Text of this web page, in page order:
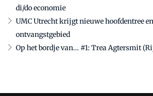
di/do economie
UMC Utrecht krijgt nieuwe hoofdentree
ontvangstgebied
Op het bordje van... #1: Trea Agtersmit